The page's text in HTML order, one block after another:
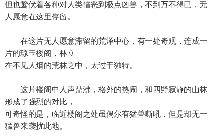
但也鸷伏着各种对人类憎恶到极点凶兽，不到万不得已，无
人愿意在这里停留。
在这片无人愿意滞留的荒泽中心，有一处奇观，连成一
片的琼玉楼阁，林立
在不见人烟的荒林之中，太过于独特。
这片楼阁中人声鼎沸，格外的热闹，和四野寂静的山林
形成了强烈的对比，
可奇怪的是，临近楼阁之处虽偶尔有猛兽嘶吼，但是却无一
猛兽来袭扰此地。